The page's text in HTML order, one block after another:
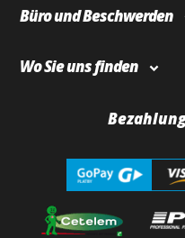
Büro und Beschwerden
Wo Sie uns finden